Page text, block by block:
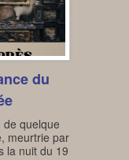
du
quelque
meurtrie par
la nuit du 19